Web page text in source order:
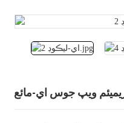
ويپ جوس اي-مائع